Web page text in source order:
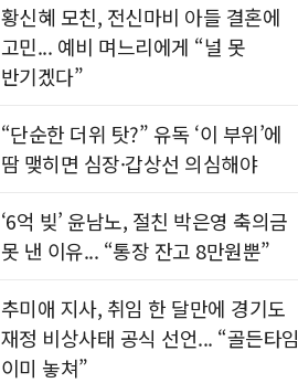
황신혜 모친, 전신마비 아들 결혼에
고민... 예비 며느리에게 “널 못
반기겠다”
“단순한 더위 탓?” 유독 ‘이 부위’에
땀 맺히면 심장·갑상선 의심해야
‘6억 빚’ 윤남노, 절친 박은영 축의금
못 낸 이유... “통장 잔고 8만원뿐”
추미애 지사, 취임 한 달만에 경기도
재정 비상사태 공식 선언... “골든타임
이미 놓쳐”